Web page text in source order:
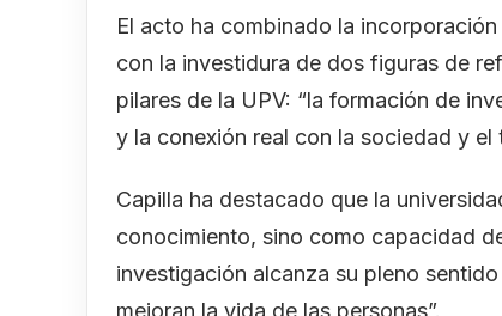
El acto ha combinado la
con la investidura de dos figuras de
pilares de la UPV: “la formación de
y la conexión real con la sociedad y el
Capilla ha destacado que la
conocimiento, sino como capacidad
investigación alcanza su pleno
mejoran la vida de las personas”.